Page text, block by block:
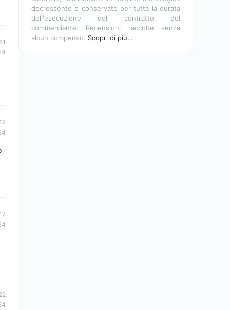
decrescente e conservate per tutta la durata
dell'esecuzione del contratto del
commerciante. Recensioni raccolte senza
alcun compenso. Scopri di più…